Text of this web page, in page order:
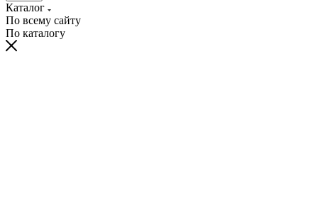
Каталог
По всему сайту
По каталогу